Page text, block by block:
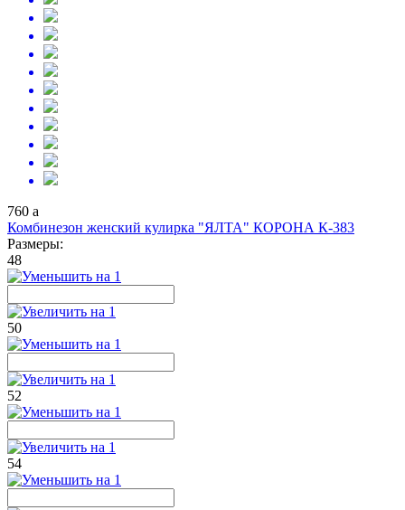
760 a
Комбинезон женский кулирка "ЯЛТА" КОРОНА К-383
Размеры:
48
50
52
54